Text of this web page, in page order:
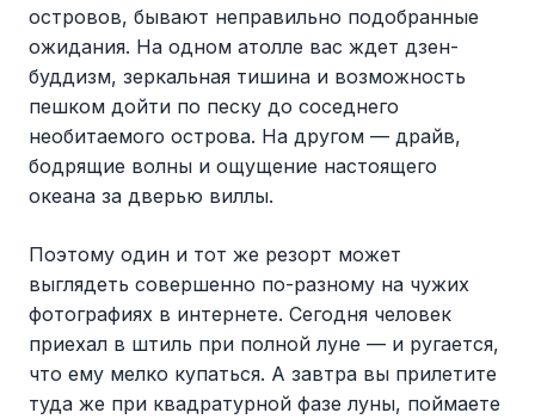
островов, бывают неправильно подобранные
ожидания. На одном атолле вас ждет дзен-
буддизм, зеркальная тишина и возможность
пешком дойти по песку до соседнего
необитаемого острова. На другом — драйв,
бодрящие волны и ощущение настоящего
океана за дверью виллы.
Поэтому один и тот же резорт может
выглядеть совершенно по-разному на чужих
фотографиях в интернете. Сегодня человек
приехал в штиль при полной луне — и ругается,
что ему мелко купаться. А завтра вы прилетите
туда же при квадратурной фазе луны, поймаете